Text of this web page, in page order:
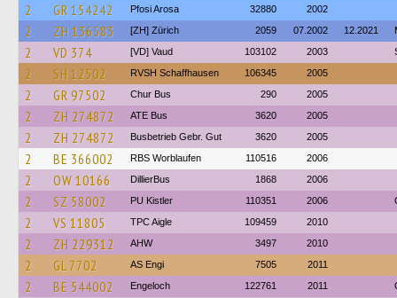
2 GR 154242 Pfosi Arosa 32880 2002
2 ZH 136583 [ZH] Zürich 2059 07.2002 12.2021
2 VD 374 [VD] Vaud 103102 2003
2 SH 12502 RVSH Schaffhausen 106345 2005
2 GR 97502 Chur Bus 290 2005
2 ZH 274872 ATE Bus 3620 2005
2 ZH 274872 Busbetrieb Gebr. Gut 3620 2005
2 BE 366002 RBS Worblaufen 110516 2006
2 OW 10166 DillierBus 1868 2006
2 SZ 58002 PU Kistler 110351 2006
2 VS 11805 TPC Aigle 109459 2010
2 ZH 229312 AHW 3497 2010
2 GL 7702 AS Engi 7505 2011
2 BE 544002 Engeloch 122761 2011